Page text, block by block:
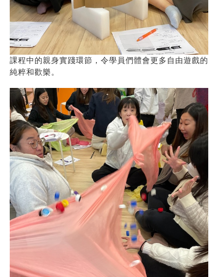
課程中的親身實踐環節，令學員們體會更多自由遊戲的
純粹和歡樂。